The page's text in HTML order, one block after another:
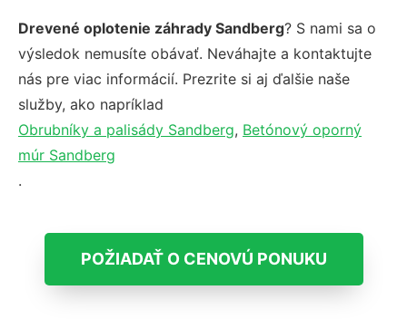
Drevené oplotenie záhrady Sandberg? S nami sa o
výsledok nemusíte obávať. Neváhajte a kontaktujte
nás pre viac informácií. Prezrite si aj ďalšie naše
služby, ako napríklad
Obrubníky a palisády Sandberg, Betónový oporný
múr Sandberg
.
POŽIADAŤ O CENOVÚ PONUKU